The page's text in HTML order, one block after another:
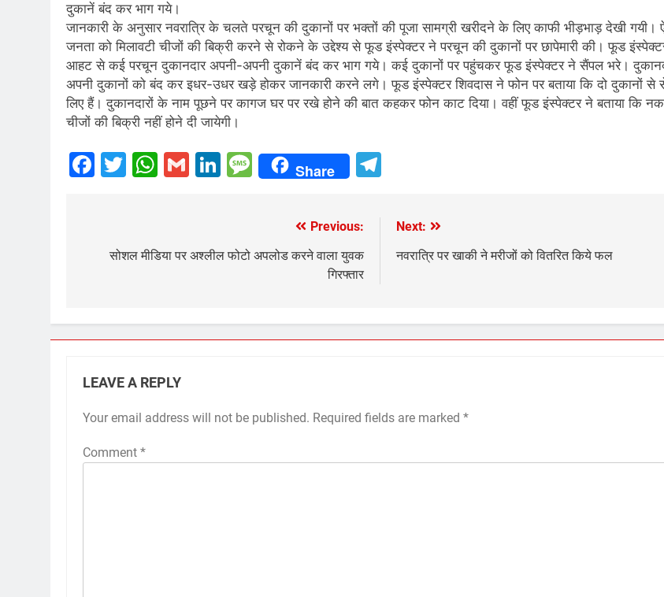
दुकानें बंद कर भाग गये।
जानकारी के अनुसार नवरात्रि के चलते परचून की दुकानों पर भक्तों की पूजा सामग्री खरीदने के लिए काफी भीड़भाड़ देखी गयी।
जनता को मिलावटी चीजों की बिक्री करने से रोकने के उद्देश्य से फूड इंस्पेक्टर ने परचून की दुकानों पर छापेमारी की। फूड
आहट से कई परचून दुकानदार अपनी-अपनी दुकानें बंद कर भाग गये। कई दुकानों पर पहुंचकर फूड इंस्पेक्टर ने सैंपल भरे।
अपनी दुकानों को बंद कर इधर-उधर खड़े होकर जानकारी करने लगे। फूड इंस्पेक्टर शिवदास ने फोन पर बताया कि दो दुकानों से
लिए हैं। दुकानदारों के नाम पूछने पर कागज घर पर रखे होने की बात कहकर फोन काट दिया। वहीं फूड इंस्पेक्टर ने बताया कि
चीजों की बिक्री नहीं होने दी जायेगी।
Facebook
Twitter
WhatsApp
GmailLinkedIn
Message
Share
navigation
Previous:
सोशल मीडिया पर अश्लील फोटो अपलोड करने वाला युवक
गिरफ्तार
Next:
नवरात्रि पर खाकी ने मरीजों को वितरित किये फल
LEAVE A REPLY
Your email address will not be published. Required fields are marked *
Comment *